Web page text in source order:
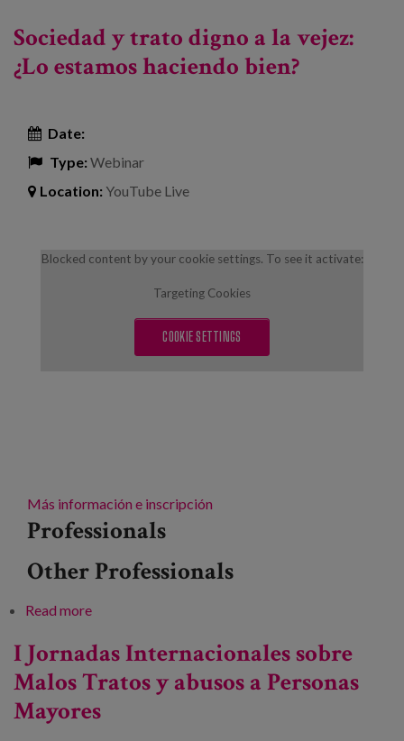
Sociedad y trato digno a la vejez:
¿Lo estamos haciendo bien?
Date:
Type:Webinar
Location: YouTube Live
Blocked content by your cookie settings. To see it activate:
Targeting Cookies
COOKIE SETTINGS
Más información e inscripción
Professionals
Other Professionals
Read moreabout Sociedad y trato digno a la vejez: ¿Lo
I Jornadas Internacionales sobre
Malos Tratos y abusos a Personas
Mayores